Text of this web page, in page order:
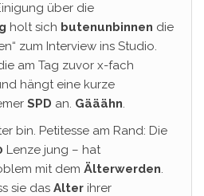
über die
holt sich butenunbinnen die
zum Interview ins Studio.
am Tag zuvor x-fach
hängt eine kurze
SPD an. Gääähn.
bin. Petitesse am Rand: Die
Lenze jung – hat
mit dem Älterwerden.
sie das Alter ihrer